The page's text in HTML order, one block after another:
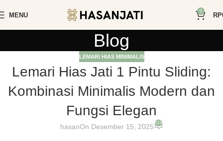
MENU
0
RP
Blog
LEMARI HIAS MINIMALIS
Lemari Hias Jati 1 Pintu Sliding:
Kombinasi Minimalis Modern dan
Fungsi Elegan
hasanOn Desember 15, 2025 819